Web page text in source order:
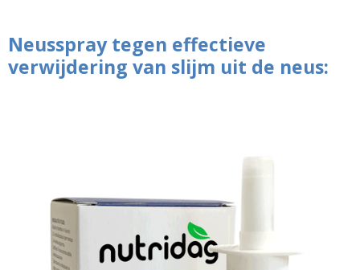
Neusspray tegen effectieve
verwijdering van slijm uit de neus: